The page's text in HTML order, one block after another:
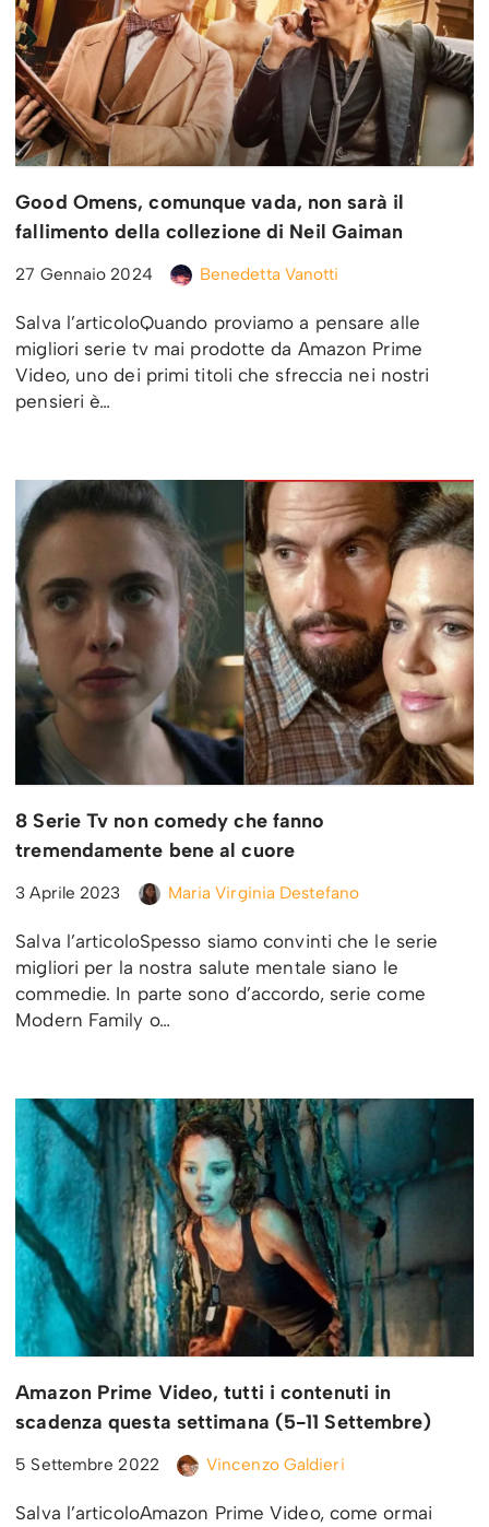
Good Omens, comunque vada, non sarà il
fallimento della collezione di Neil Gaiman
27 Gennaio 2024 Benedetta Vanotti
Salva l’articoloQuando proviamo a pensare alle
migliori serie tv mai prodotte da Amazon Prime
Video, uno dei primi titoli che sfreccia nei nostri
pensieri è…
8 Serie Tv non comedy che fanno
tremendamente bene al cuore
3 Aprile 2023 Maria Virginia Destefano
Salva l’articoloSpesso siamo convinti che le serie
migliori per la nostra salute mentale siano le
commedie. In parte sono d’accordo, serie come
Modern Family o…
Amazon Prime Video, tutti i contenuti in
scadenza questa settimana (5-11 Settembre)
5 Settembre 2022 Vincenzo Galdieri
Salva l’articoloAmazon Prime Video, come ormai